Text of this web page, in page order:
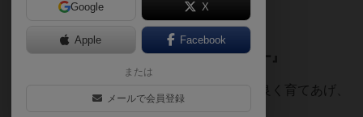
宇宙植物育成ゲーム『スペース・ガーデナー』
莫大な電力を生み出す宇宙植物をバランス良く育てあげ、
Google X
Apple Facebook
または
メールで会員登録